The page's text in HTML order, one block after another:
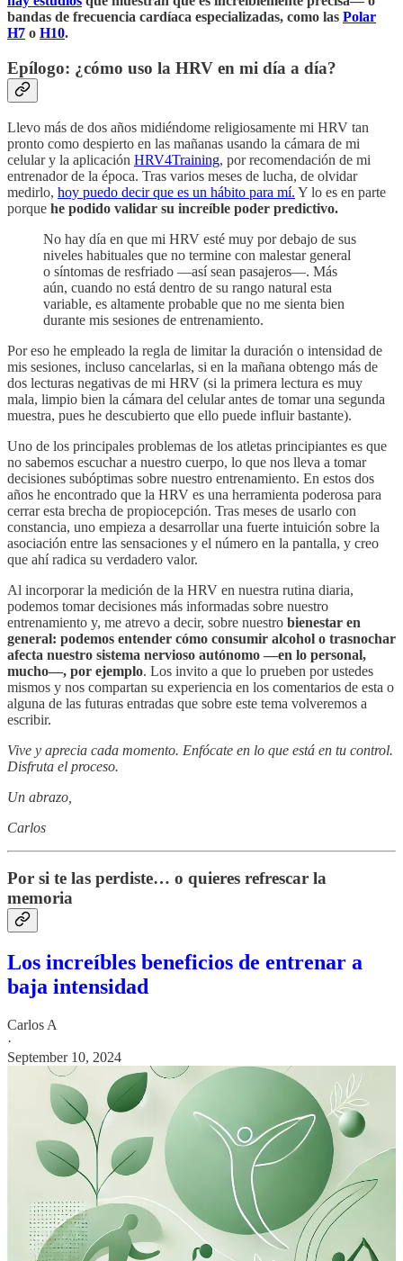
bandas de frecuencia cardíaca especializadas, como las Polar
H7 o H10.
Epílogo: ¿cómo uso la HRV en mi día a día?
Llevo más de dos años midiéndome religiosamente mi HRV tan
pronto como despierto en las mañanas usando la cámara de mi
celular y la aplicación HRV4Training, por recomendación de mi
entrenador de la época. Tras varios meses de lucha, de olvidar
medirlo, hoy puedo decir que es un hábito para mí. Y lo es en parte
porque he podido validar su increíble poder predictivo.
No hay día en que mi HRV esté muy por debajo de sus
niveles habituales que no termine con malestar general
o síntomas de resfriado —así sean pasajeros—. Más
aún, cuando no está dentro de su rango natural esta
variable, es altamente probable que no me sienta bien
durante mis sesiones de entrenamiento.
Por eso he empleado la regla de limitar la duración o intensidad de
mis sesiones, incluso cancelarlas, si en la mañana obtengo más de
dos lecturas negativas de mi HRV (si la primera lectura es muy
mala, limpio bien la cámara del celular antes de tomar una segunda
muestra, pues he descubierto que ello puede influir bastante).
Uno de los principales problemas de los atletas principiantes es que
no sabemos escuchar a nuestro cuerpo, lo que nos lleva a tomar
decisiones subóptimas sobre nuestro entrenamiento. En estos dos
años he encontrado que la HRV es una herramienta poderosa para
cerrar esta brecha de propiocepción. Tras meses de usarlo con
constancia, uno empieza a desarrollar una fuerte intuición sobre la
asociación entre las sensaciones y el número en la pantalla, y creo
que ahí radica su verdadero valor.
Al incorporar la medición de la HRV en nuestra rutina diaria,
podemos tomar decisiones más informadas sobre nuestro
entrenamiento y, me atrevo a decir, sobre nuestro bienestar en
general: podemos entender cómo consumir alcohol o trasnochar
afecta nuestro sistema nervioso autónomo —en lo personal,
mucho—, por ejemplo. Los invito a que lo prueben por ustedes
mismos y nos compartan su experiencia en los comentarios de esta o
alguna de las futuras entradas que sobre este tema volveremos a
escribir.
Vive y aprecia cada momento. Enfócate en lo que está en tu control.
Disfruta el proceso.
Un abrazo,
Carlos
Por si te las perdiste… o quieres refrescar la
memoria
Los increíbles beneficios de entrenar a
baja intensidad
Carlos A
·
September 10, 2024